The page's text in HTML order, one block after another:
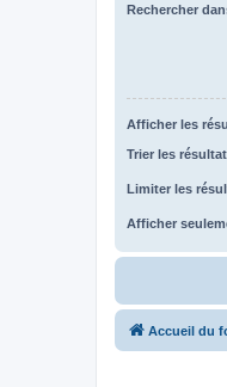
Rechercher
Afficher les
Trier les
Limiter les
Afficher
Accueil du